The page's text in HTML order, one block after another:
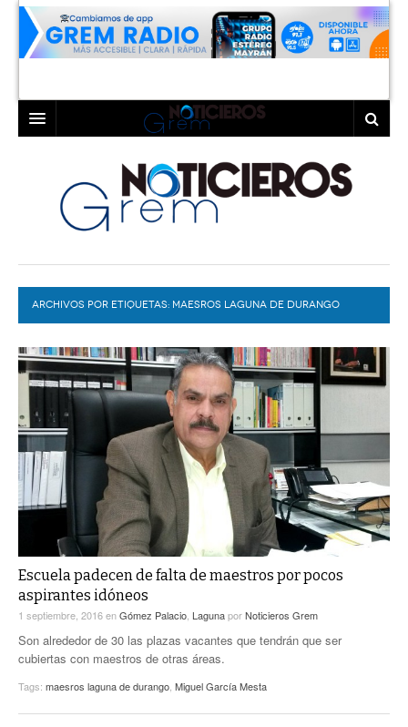
LAGUNA
TORREÓN
GÓMEZ PALACIO
LERDO
COAHUILA
DURANGO
DEPORTES
EXA
EXA INFORMA
CONTEXTOS
TRAYECTO LAGUNA
A MEDIA MAÑANA
A TODA LEY
DIÁLOGOS CON LA HISTORIA
TWEETS AND BEATS
LA MEJOR 97.1 ESTÉREO GALLITO
ACTUALIDADES GREM
PULSO
LA MEJOR INFORMACIÓN
COLABORADORES
PC29
ACTUALIDADES GREM
ARCHIVOS POR ETIQUETAS: MAESROS LAGUNA DE DURANGO
Escuela padecen de falta de maestros por pocos
aspirantes idóneos
1 septiembre, 2016enGómez Palacio LagunaporNoticieros Grem
Son alrededor de 30 las plazas vacantes que tendrán que ser
cubiertas con maestros de otras áreas.
Tags: maesros laguna de durango Miguel García Mesta